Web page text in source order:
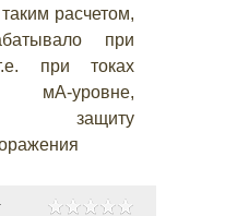
расчетом,
при
при токах
уровне,
защиту